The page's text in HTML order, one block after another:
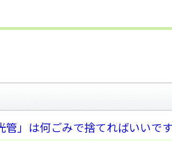
管」は何ごみで捨てればいいで